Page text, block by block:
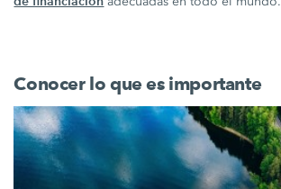
Conocer lo que es importante